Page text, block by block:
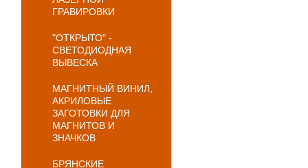
ГРАВИРОВКИ
"ОТКРЫТО" -
СВЕТОДИОДНАЯ
ВЫВЕСКА
МАГНИТНЫЙ ВИНИЛ,
АКРИЛОВЫЕ
ЗАГОТОВКИ ДЛЯ
МАГНИТОВ И
ЗНАЧКОВ
БРЯНСКИЕ